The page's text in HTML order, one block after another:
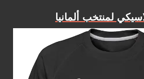
لمنتخب ألمانيا